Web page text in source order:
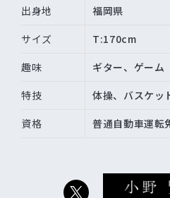
出身地
福岡県
サイズ
T:170cm
趣味
ギター、ゲーム
特技
体操、バスケッ
資格
普通自動車運転